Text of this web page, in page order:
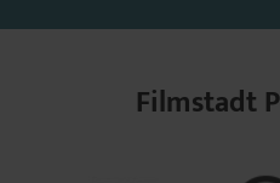
Filmstadt